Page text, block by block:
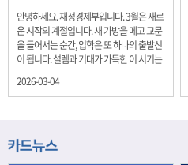
전달드립니다.
안녕하세요. 재정경제부입니다. 3월은 새로
운 시작의 계절입니다. 새 가방을 메고 교문
을 들어서는 순간, 입학은 또 하나의 출발선
이 됩니다. 설렘과 기대가 가득한 이 시기는
래를 준비하는 첫 걸음이기도 합니다. 입학
니다. 배움이 쌓이는 시간, 인적자본 학교에
2026-03-04